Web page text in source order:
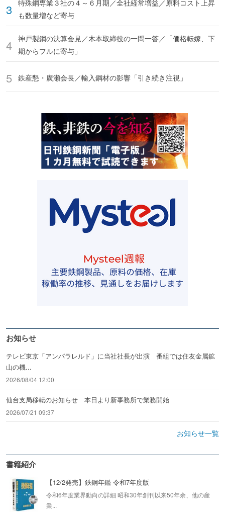
特殊鋼専業３社の４～６月期／全社経常増益／原料コスト上昇
も数量増など寄与
神戸製鋼の決算会見／木本取締役の一問一答／「価格転嫁、下
期からフルに寄与」
鉄産懇・廣瀬会長／輸入鋼材の影響「引き続き注視」
お知らせ
テレビ東京「アンパラレルド」に当社社長が出演 番組では住友金属鉱
山の機...
2026/08/04 12:00
仙台支局移転のお知らせ 本日より新事務所で業務開始
2026/07/21 09:37
お知らせ一覧
書籍紹介
【12/2発売】鉄鋼年鑑 令和7年度版
令和6年度業界動向の詳細 昭和30年創刊以来50年余、他の産
業...